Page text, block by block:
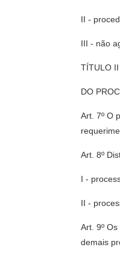
II -
III - não
TÍTULO II
DO
Art. 7º O
Art. 8º
I -
II -
Art. 9º
demais